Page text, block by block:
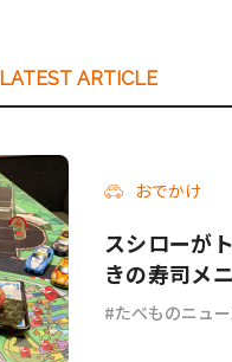
LATEST ARTICLE
おでかけ
スシローが
きの寿司メ
たべものニュ